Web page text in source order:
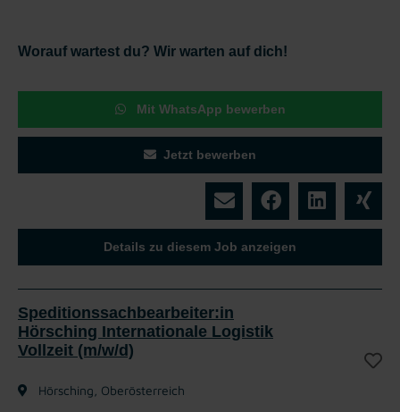
Worauf wartest du? Wir warten auf dich!
Mit WhatsApp bewerben
Jetzt bewerben
Details zu diesem Job anzeigen
Speditionssachbearbeiter:in
Hörsching Internationale Logistik
Vollzeit (m/w/d)
Hörsching, Oberösterreich